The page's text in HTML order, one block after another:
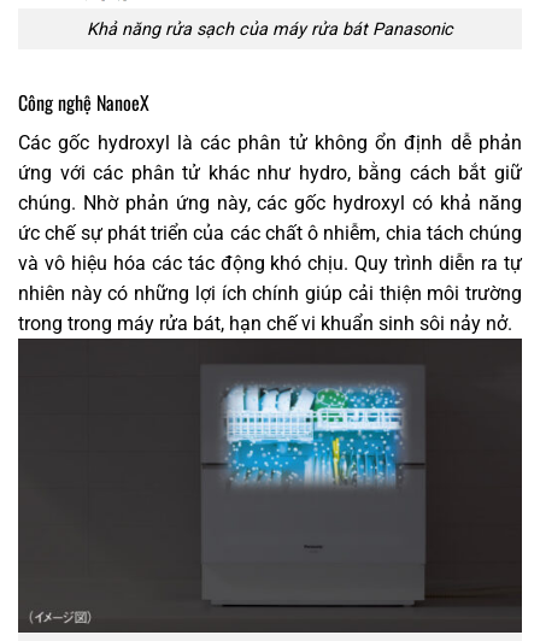
Khả năng rửa sạch của máy rửa bát Panasonic
Công nghệ NanoeX
Các gốc hydroxyl là các phân tử không ổn định dễ phản
ứng với các phân tử khác như hydro, bằng cách bắt giữ
chúng. Nhờ phản ứng này, các gốc hydroxyl có khả năng
ức chế sự phát triển của các chất ô nhiễm, chia tách chúng
và vô hiệu hóa các tác động khó chịu. Quy trình diễn ra tự
nhiên này có những lợi ích chính giúp cải thiện môi trường
trong trong máy rửa bát, hạn chế vi khuẩn sinh sôi nảy nở.